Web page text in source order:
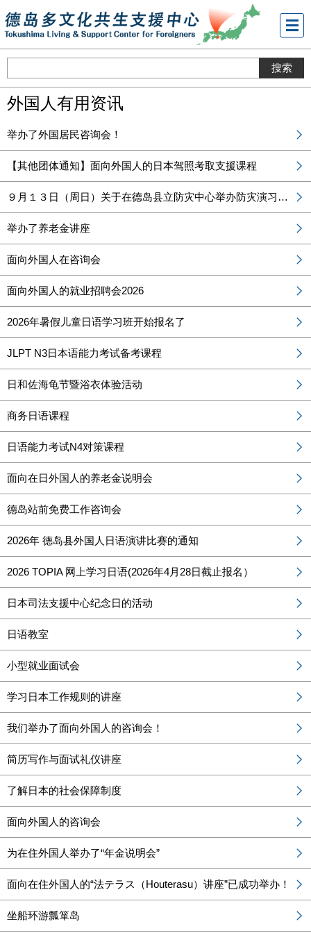
メニ
ュー
外国人有用资讯
举办了外国居民咨询会！
【其他团体通知】面向外国人的日本驾照考取支援课程
９月１３日（周日）关于在德岛县立防灾中心举办防灾演习的通知
举办了养老金讲座
面向外国人在咨询会
面向外国人的就业招聘会2026
2026年暑假儿童日语学习班开始报名了
JLPT N3日本语能力考试备考课程
日和佐海龟节暨浴衣体验活动
商务⽇语课程
日语能力考试N4对策课程
面向在日外国人的养老金说明会
德岛站前免费工作咨询会
2026年 德岛县外国人日语演讲比赛的通知
2026 TOPIA 网上学习日语(2026年4月28日截止报名）
日本司法支援中心纪念日的活动
日语教室
小型就业面试会
学习日本工作规则的讲座
我们举办了面向外国人的咨询会！
简历写作与面试礼仪讲座
了解日本的社会保障制度
面向外国人的咨询会
为在住外国人举办了“年金说明会”
面向在住外国人的“法テラス（Houterasu）讲座”已成功举办！
坐船环游瓢箪岛